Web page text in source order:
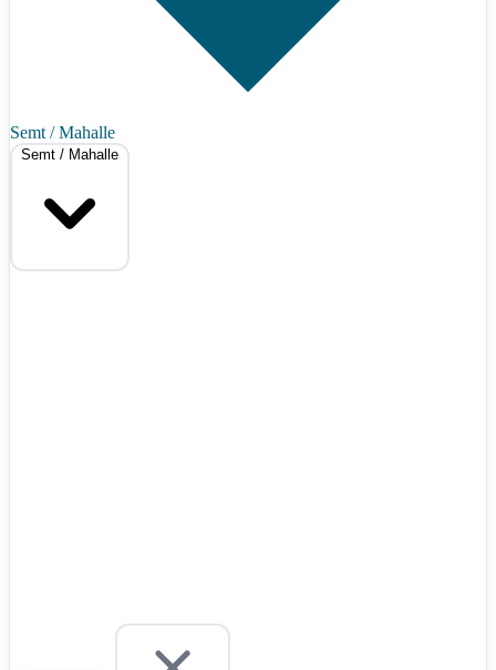
Semt / Mahalle
Semt / Mahalle